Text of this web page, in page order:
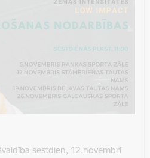
sestdien, 12.novembrī